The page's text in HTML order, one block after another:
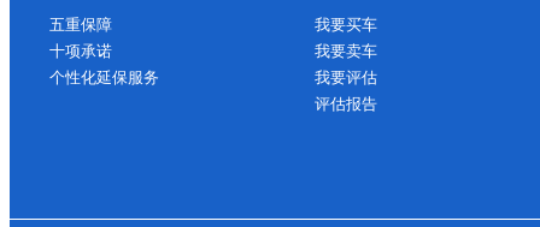
五重保障
十项承诺
个性化延保服务
我要买车
我要卖车
我要评估
评估报告